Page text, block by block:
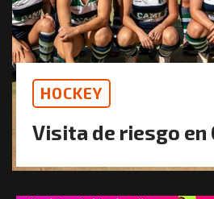
HOCKEY
Visita de riesgo en